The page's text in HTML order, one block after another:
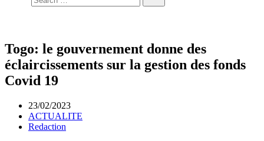
Togo: le gouvernement donne des
éclaircissements sur la gestion des fonds
Covid 19
23/02/2023
ACTUALITE
Redaction